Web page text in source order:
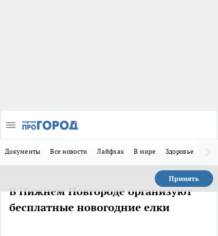
Документы Все новости Лайфхак В мире Здоровье
Принять
В Нижнем Новгороде организуют
бесплатные новогодние елки